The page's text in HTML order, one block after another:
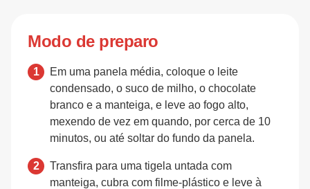
Modo de preparo
Em uma panela média, coloque o leite
condensado, o suco de milho, o chocolate
branco e a manteiga, e leve ao fogo alto,
mexendo de vez em quando, por cerca de 10
minutos, ou até soltar do fundo da panela.
Transfira para uma tigela untada com
manteiga, cubra com filme-plástico e leve à